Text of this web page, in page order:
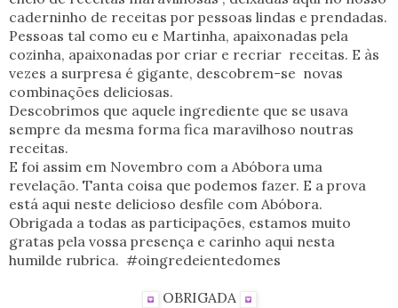
caderninho de receitas por pessoas lindas e prendadas.
Pessoas tal como eu e Martinha, apaixonadas pela
cozinha, apaixonadas por criar e recriar receitas. E às
vezes a surpresa é gigante, descobrem-se novas
combinações deliciosas.
Descobrimos que aquele ingrediente que se usava
sempre da mesma forma fica maravilhoso noutras
receitas.
E foi assim em Novembro com a Abóbora uma
revelação. Tanta coisa que podemos fazer. E a prova
está aqui neste delicioso desfile com Abóbora.
Obrigada a todas as participações, estamos muito
gratas pela vossa presença e carinho aqui nesta
humilde rubrica. #oingredeientedomes
OBRIGADA